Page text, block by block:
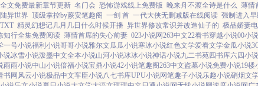
文免费最新章节更新 名门会 恐怖游戏线上免费版 晚来舟不渡全诗是什么 薄情
异世界 顶级掌控by蕨安笔趣阁 一剑 首 一代大侠无删减版在线阅读 强制进入
精灵幻想记几月几日什么时候开播 异世界修改常识并改造仙子的 极品娇妻
知行全集免费阅读 薄情首席的失心前妻 023小说网263中文22看书穿越小说00小
一号小说福利小说哥哥小说雅尔文瓜瓜小说寒冰小说红色文学爱看文学金瓜小说
说冰雪小说泼墨中文全本小说山河小说冰冰小说神话小说九二书苑四书库六四小说
雨雨小说中山小说倍福小说宝鼎小说42小说笔趣阁263中文盗墓小说免费小说19楼
书网 风云小说极品中文车臣小说八七书库UPU小说网笔趣子小说乐趣小说硝烟文